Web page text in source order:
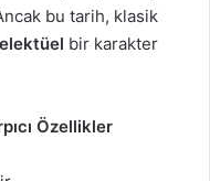
bu tarih, klasik
bir karakter
Özellikler